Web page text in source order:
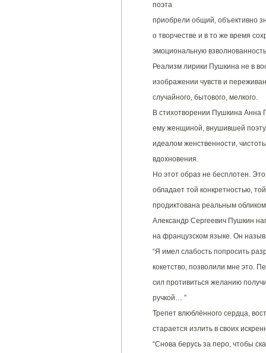
поэта
приобрели общий, объективно
о творчестве и в то же время
эмоциональную
Реализм лирики Пушкина не в
изображении чувств и
случайного, бытового, мелкого.
В стихотворении Пушкина Анна
ему женщиной, внушившей поэту
идеалом женственности,
вдохновения.
Но этот образ не бесплотен.
обладает той конкретностью,
продиктована реальным
Александр Сергеевич Пушкин
на французском языке. Он
“Я имел слабость попросить
кокетство, позволили мне это.
сил противиться желанию
ручкой… ”
Трепет влюблённого сердца,
старается излить в своих
“Снова берусь за перо, чтобы